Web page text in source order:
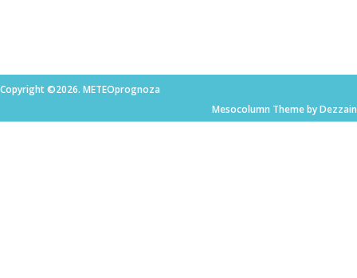
Copyright ©2026. METEOprognoza
Mesocolumn Theme by Dezzain